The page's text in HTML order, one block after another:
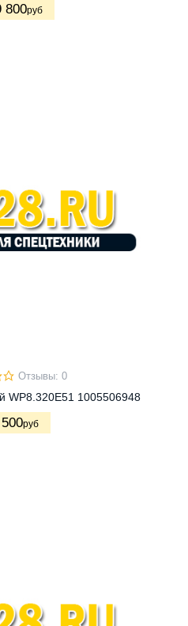
800руб
Отзывы: 0
WP8.320E51 1005506948
руб